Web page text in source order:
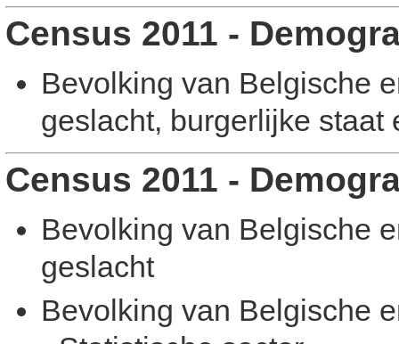
Census 2011 -
Bevolking van Belgische
geslacht, burgerlijke staat
Census 2011 -
Bevolking van Belgische
geslacht
Bevolking van Belgische